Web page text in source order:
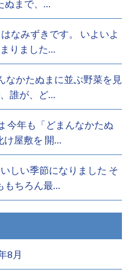
ぬまで、…
なみずきです。 いよいよ
りました…
なかたぬまに並ぶ野菜を見
誰が、ど…
今年も「どまんなかたぬ
け屋敷を 開…
しい季節になりました そ
もちろん最…
8月